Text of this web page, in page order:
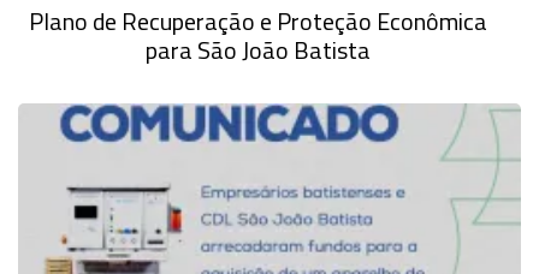
Plano de Recuperação e Proteção Econômica
para São João Batista